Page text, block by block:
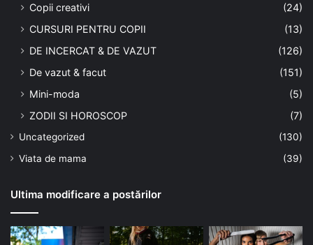
Copii creativi
(24)
CURSURI PENTRU COPII
(13)
DE INCERCAT & DE VAZUT
(126)
De vazut & facut
(151)
Mini-moda
(5)
ZODII SI HOROSCOP
(7)
Uncategorized
(130)
Viata de mama
(39)
Ultima modificare a postărilor